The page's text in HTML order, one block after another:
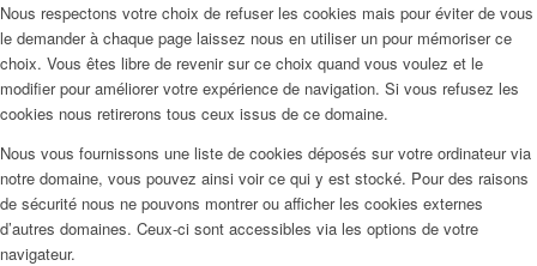
Nous respectons votre choix de refuser les cookies mais pour éviter de vous
le demander à chaque page laissez nous en utiliser un pour mémoriser ce
choix. Vous êtes libre de revenir sur ce choix quand vous voulez et le
modifier pour améliorer votre expérience de navigation. Si vous refusez les
cookies nous retirerons tous ceux issus de ce domaine.
Nous vous fournissons une liste de cookies déposés sur votre ordinateur via
notre domaine, vous pouvez ainsi voir ce qui y est stocké. Pour des raisons
de sécurité nous ne pouvons montrer ou afficher les cookies externes
d’autres domaines. Ceux-ci sont accessibles via les options de votre
navigateur.